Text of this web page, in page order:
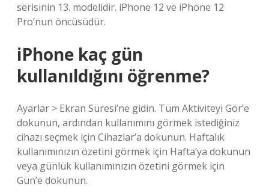
serisinin 13. modelidir. iPhone 12 ve iPhone 12
Pro’nun öncüsüdür.
iPhone kaç gün
kullanıldığını öğrenme?
Ayarlar > Ekran Süresi’ne gidin. Tüm Aktiviteyi Gör’e
dokunun, ardından kullanımını görmek istediğiniz
cihazı seçmek için Cihazlar’a dokunun. Haftalık
kullanımınızın özetini görmek için Hafta’ya dokunun
veya günlük kullanımınızın özetini görmek için
Gün’e dokunun.